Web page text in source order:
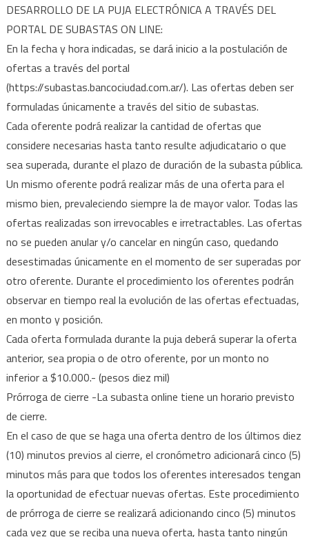
DESARROLLO DE LA PUJA ELECTRÓNICA A TRAVÉS DEL
PORTAL DE SUBASTAS ON LINE:
En la fecha y hora indicadas, se dará inicio a la postulación de
ofertas a través del portal
(https://subastas.bancociudad.com.ar/). Las ofertas deben ser
formuladas únicamente a través del sitio de subastas.
Cada oferente podrá realizar la cantidad de ofertas que
considere necesarias hasta tanto resulte adjudicatario o que
sea superada, durante el plazo de duración de la subasta pública.
Un mismo oferente podrá realizar más de una oferta para el
mismo bien, prevaleciendo siempre la de mayor valor. Todas las
ofertas realizadas son irrevocables e irretractables. Las ofertas
no se pueden anular y/o cancelar en ningún caso, quedando
desestimadas únicamente en el momento de ser superadas por
otro oferente. Durante el procedimiento los oferentes podrán
observar en tiempo real la evolución de las ofertas efectuadas,
en monto y posición.
Cada oferta formulada durante la puja deberá superar la oferta
anterior, sea propia o de otro oferente, por un monto no
inferior a $10.000.- (pesos diez mil)
Prórroga de cierre -La subasta online tiene un horario previsto
de cierre.
En el caso de que se haga una oferta dentro de los últimos diez
(10) minutos previos al cierre, el cronómetro adicionará cinco (5)
minutos más para que todos los oferentes interesados tengan
la oportunidad de efectuar nuevas ofertas. Este procedimiento
de prórroga de cierre se realizará adicionando cinco (5) minutos
cada vez que se reciba una nueva oferta, hasta tanto ningún